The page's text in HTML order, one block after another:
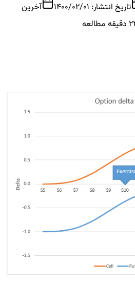
تاریخ انتشار:1400/02/01
آخرین
دقیقه مطالعه